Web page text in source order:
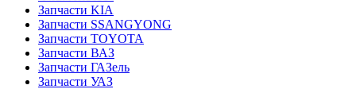
Запчасти KIA
Запчасти SSANGYONG
Запчасти TOYOTA
Запчасти ВАЗ
Запчасти ГАЗель
Запчасти УАЗ